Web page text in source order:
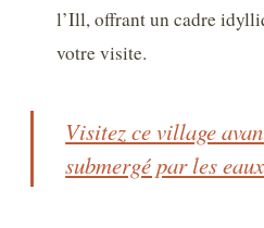
l’Ill, offrant un cadre
votre visite.
Visitez ce village
submergé par les